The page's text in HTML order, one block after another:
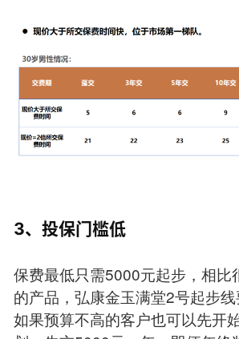
3、投保门槛低
保费最低只需5000元起步，相比
的产品，弘康金玉满堂2号起步线
如果预算不高的客户也可以先开